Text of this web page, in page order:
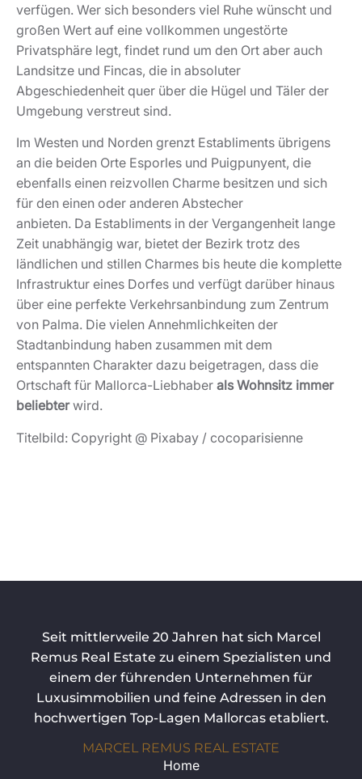
verfügen. Wer sich besonders viel Ruhe wünscht und
großen Wert auf eine vollkommen ungestörte
Privatsphäre legt, findet rund um den Ort aber auch
Landsitze und Fincas, die in absoluter
Abgeschiedenheit quer über die Hügel und Täler der
Umgebung verstreut sind.
Im Westen und Norden grenzt Establiments übrigens
an die beiden Orte Esporles und Puigpunyent, die
ebenfalls einen reizvollen Charme besitzen und sich
für den einen oder anderen Abstecher
anbieten. Da Establiments in der Vergangenheit lange
Zeit unabhängig war, bietet der Bezirk trotz des
ländlichen und stillen Charmes bis heute die komplette
Infrastruktur eines Dorfes und verfügt darüber hinaus
über eine perfekte Verkehrsanbindung zum Zentrum
von Palma. Die vielen Annehmlichkeiten der
Stadtanbindung haben zusammen mit dem
entspannten Charakter dazu beigetragen, dass die
Ortschaft für Mallorca-Liebhaber als Wohnsitz immer
beliebterwird.
Titelbild: Copyright @ Pixabay / cocoparisienne
Seit mittlerweile 20 Jahren hat sich Marcel
Remus Real Estate zu einem Spezialisten und
einem der führenden Unternehmen für
Luxusimmobilien und feine Adressen in den
hochwertigen Top-Lagen Mallorcas etabliert.
MARCEL REMUS REAL ESTATE
Home